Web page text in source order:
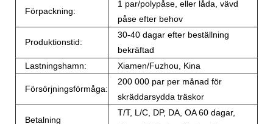
Förpackning:
1 par/polypåse, eller låda, vävd
påse efter behov
Produktionstid:
30-40 dagar efter beställning
bekräftad
Lastningshamn:
Xiamen/Fuzhou, Kina
Försörjningsförmåga:
200 000 par per månad för
skräddarsydda träskor
Betalning
T/T, L/C, DP, DA, OA 60 dagar,